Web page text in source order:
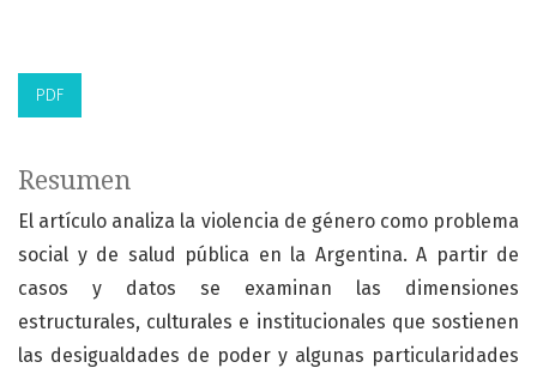
PDF
Resumen
El artículo analiza la violencia de género como problema
social y de salud pública en la Argentina. A partir de
casos y datos se examinan las dimensiones
estructurales, culturales e institucionales que sostienen
las desigualdades de poder y algunas particularidades